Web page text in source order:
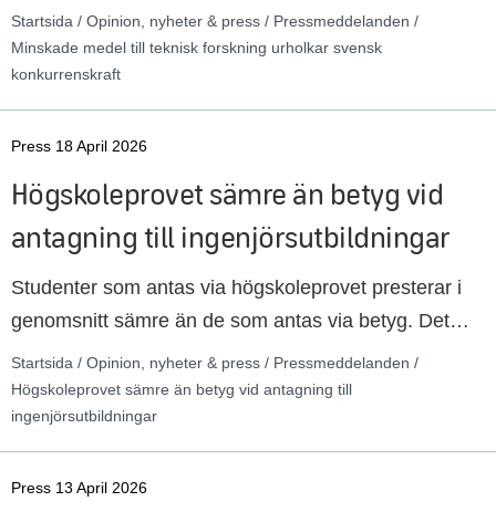
vilket riskerar vår konkurrenskraft. Det visar en ny
rapport från Sveriges Ingenjörer. Ett tillskott på 3,6
miljarder kronor per år skulle placera oss i nivå med
de länder som satsar mest.
Startsida / Opinion, nyheter & press / Pressmeddelanden /
Minskade medel till teknisk forskning urholkar svensk
konkurrenskraft
Press 18 April 2026
Högskoleprovet sämre än betyg vid
antagning till ingenjörsutbildningar
Studenter som antas via högskoleprovet presterar i
genomsnitt sämre än de som antas via betyg. Det
visar en ny rapport från Sveriges Ingenjörer om
studenter antagna på ingenjörsutbildningar. Nu måste
regeringen minska på kravet att var tredje student
måste antas via högskoleprovet, och även ta fram
alternativa urvalstester i exempelvis matematik.
Startsida / Opinion, nyheter & press / Pressmeddelanden /
Högskoleprovet sämre än betyg vid antagning till
ingenjörsutbildningar
Press 13 April 2026